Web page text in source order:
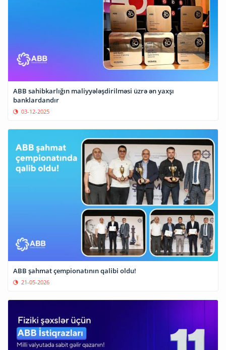
ABB sahibkarlığın maliyyələşdirilməsi üzrə ən yaxşı
banklardandır
03-12-2025
ABB şahmat çempionatının qalibi oldu!
21-05-2026